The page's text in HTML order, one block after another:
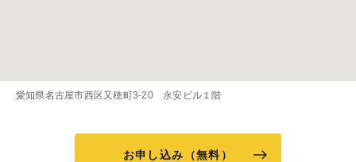
愛知県名古屋市西区又穂町3-20 永安ビル１階
お申し込み（無料）